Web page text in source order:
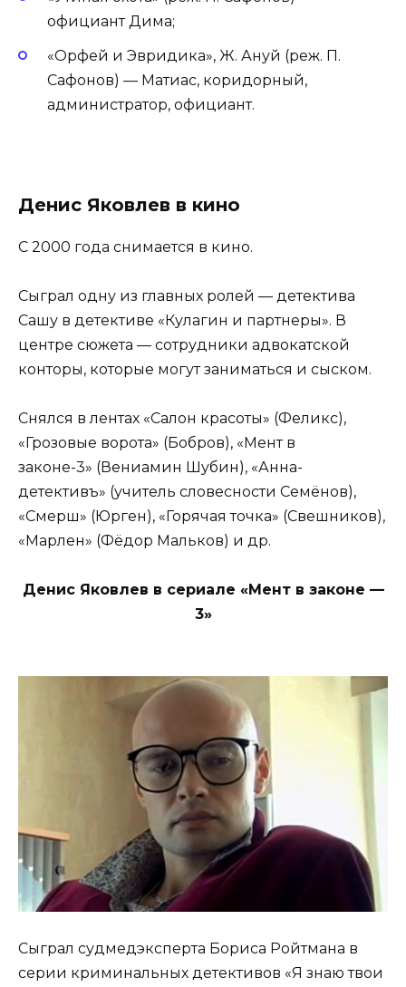
официант Дима;
«Орфей и Эвридика», Ж. Ануй (реж. П.
Сафонов) — Матиас, коридорный,
администратор, официант.
Денис Яковлев в кино
С 2000 года снимается в кино.
Сыграл одну из главных ролей — детектива
Сашу в детективе «Кулагин и партнеры». В
центре сюжета — сотрудники адвокатской
конторы, которые могут заниматься и сыском.
Снялся в лентах «Салон красоты» (Феликс),
«Грозовые ворота» (Бобров), «Мент в
законе-3» (Вениамин Шубин), «Анна-
детективъ» (учитель словесности Семёнов),
«Смерш» (Юрген), «Горячая точка» (Свешников),
«Марлен» (Фёдор Мальков) и др.
Денис Яковлев в сериале «Мент в законе —
3»
Сыграл судмедэксперта Бориса Ройтмана в
серии криминальных детективов «Я знаю твои